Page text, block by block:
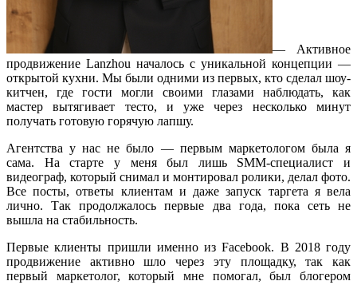
— Активное
продвижение Lanzhou началось с уникальной концепции —
открытой кухни. Мы были одними из первых, кто сделал шоу-
китчен, где гости могли своими глазами наблюдать, как
мастер вытягивает тесто, и уже через несколько минут
получать готовую горячую лапшу.
Агентства у нас не было — первым маркетологом была я
сама. На старте у меня был лишь SMM-специалист и
видеограф, который снимал и монтировал ролики, делал фото.
Все посты, ответы клиентам и даже запуск таргета я вела
лично. Так продолжалось первые два года, пока сеть не
вышла на стабильность.
Первые клиенты пришли именно из Facebook. В 2018 году
продвижение активно шло через эту площадку, так как
первый маркетолог, который мне помогал, был блогером